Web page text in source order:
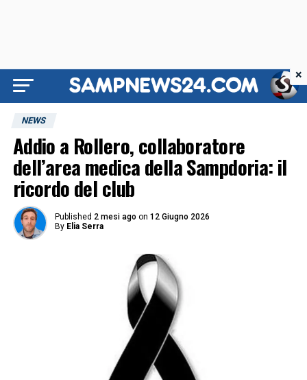
NEWS
Addio a Rollero, collaboratore
dell’area medica della Sampdoria: il
ricordo del club
Published 2 mesi ago on 12 Giugno 2026
By Elia Serra
×